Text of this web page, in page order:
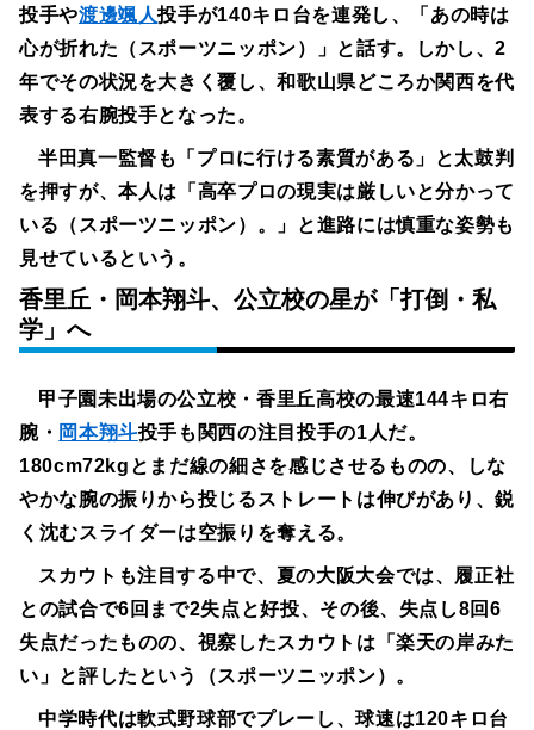
投手や渡邊颯人投手が140キロ台を連発し、「あの時は
心が折れた（スポーツニッポン）」と話す。しかし、2
年でその状況を大きく覆し、和歌山県どころか関西を代
表する右腕投手となった。
半田真一監督も「プロに行ける素質がある」と太鼓判
を押すが、本人は「高卒プロの現実は厳しいと分かって
いる（スポーツニッポン）。」と進路には慎重な姿勢も
見せているという。
香里丘・岡本翔斗、公立校の星が「打倒・私
学」へ
甲子園未出場の公立校・香里丘高校の最速144キロ右
腕・ 岡本翔斗投手も関西の注目投手の1人だ。
180cm72kgとまだ線の細さを感じさせるものの、しな
やかな腕の振りから投じるストレートは伸びがあり、鋭
く沈むスライダーは空振りを奪える。
スカウトも注目する中で、夏の大阪大会では、履正社
との試合で6回まで2失点と好投、その後、失点し8回6
失点だったものの、視察したスカウトは「楽天の岸みた
い」と評したという（スポーツニッポン）。
中学時代は軟式野球部でプレーし、球速は120キロ台